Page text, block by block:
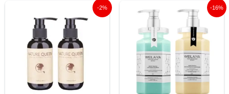
-2%
là:
265.000 ₫.
tại
là:
260.000 ₫.
-16%
1.370.000 ₫.
Giá
hiện
là: